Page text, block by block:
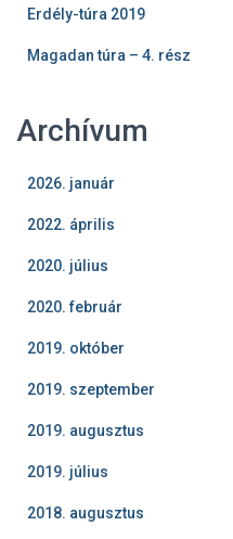
Erdély-túra 2019
Magadan túra – 4. rész
Archívum
2026. január
2022. április
2020. július
2020. február
2019. október
2019. szeptember
2019. augusztus
2019. július
2018. augusztus